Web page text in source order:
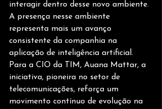
interagir dentro desse novo ambiente.
A presença nesse ambiente
representa mais um avanço
consistente da companhia na
aplicação de inteligência artificial.
Para a CIO da TIM, Auana Mattar, a
iniciativa, pioneira no setor de
telecomunicações, reforça um
movimento contínuo de evolução na